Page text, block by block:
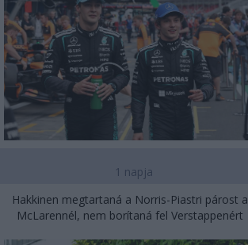
1 napja
Hakkinen megtartaná a Norris-Piastri párost a
McLarennél, nem borítaná fel Verstappenért